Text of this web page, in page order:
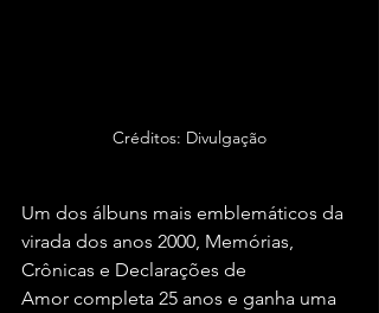
Créditos: Divulgação
Um dos álbuns mais emblemáticos da
virada dos anos 2000, Memórias,
Crônicas e Declarações de
Amor completa 25 anos e ganha uma